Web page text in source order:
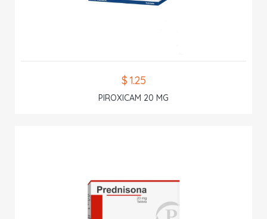
$ 1.25
PIROXICAM 20 MG